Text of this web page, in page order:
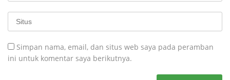
Simpan nama, email, dan situs web saya pada peramban
ini untuk komentar saya berikutnya.